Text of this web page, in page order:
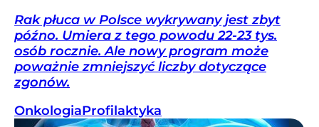
Rak płuca w Polsce wykrywany jest zbyt
późno. Umiera z tego powodu 22-23 tys.
osób rocznie. Ale nowy program może
poważnie zmniejszyć liczby dotyczące
zgonów.
OnkologiaProfilaktyka